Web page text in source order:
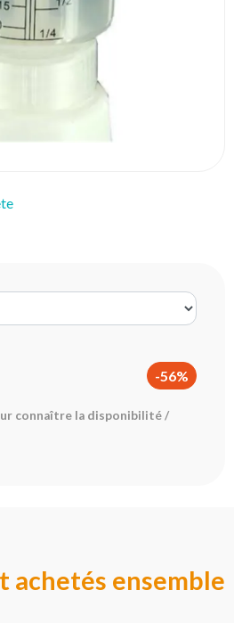
-56%
connaître la disponibilité /
achetés ensemble